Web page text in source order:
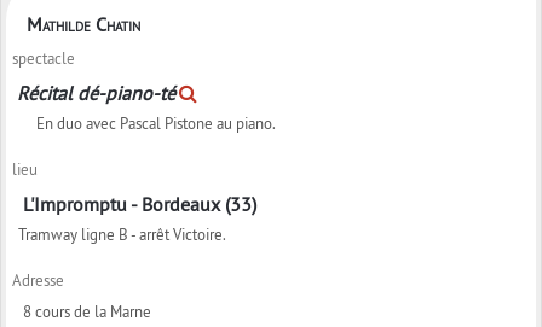
Mathilde Chatin
spectacle
Récital dé-piano-té
En duo avec Pascal Pistone au piano.
lieu
L'Impromptu - Bordeaux (33)
Tramway ligne B - arrêt Victoire.
Adresse
8 cours de la Marne